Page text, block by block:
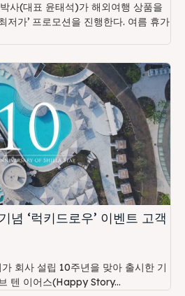
사(대표 윤태석)가 해외여행 상품을
저가’ 프로모션을 진행한다. 여름 휴가
념 ‘럭키드로우’ 이벤트 고객
회사 설립 10주년을 맞아 출시한 기
텐 이어스(Happy Story...